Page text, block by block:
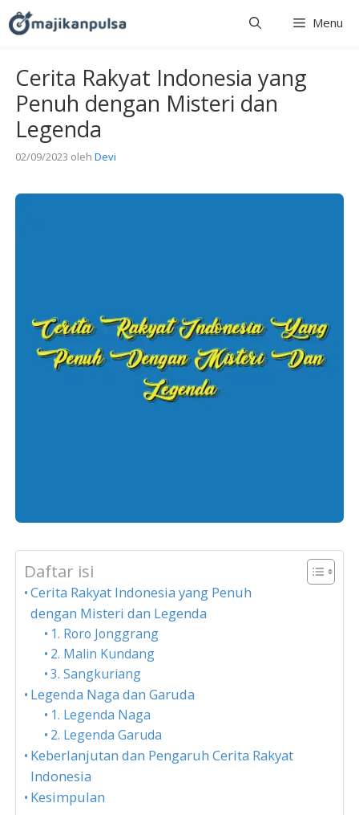
Langsung
ke
Menu
Cerita Rakyat Indonesia yang
Penuh dengan Misteri dan
Legenda
02/09/2023 oleh Devi
Daftar isi
Cerita Rakyat Indonesia yang Penuh
dengan Misteri dan Legenda
1. Roro Jonggrang
2. Malin Kundang
3. Sangkuriang
Legenda Naga dan Garuda
1. Legenda Naga
2. Legenda Garuda
Keberlanjutan dan Pengaruh Cerita Rakyat
Indonesia
Kesimpulan